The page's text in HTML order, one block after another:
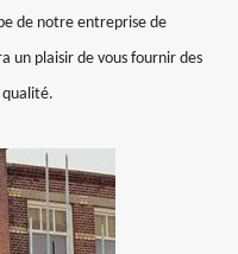
de notre entreprise de
un plaisir de vous fournir des
qualité.